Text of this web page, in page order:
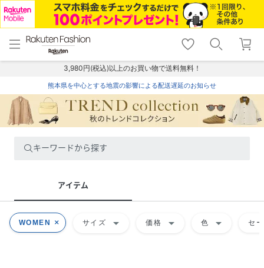
menu home
トップ
shopping_cart lock_outline
ログイン
3,980円(税込)以上のお買い物で送料無料！
熊本県を中心とする地震の影響による配送遅延のお知らせ
キーワードから探す
アイテム
WOMEN サイズ arrow_drop_down 価格 arrow_drop_down 色 arrow_drop_down セ